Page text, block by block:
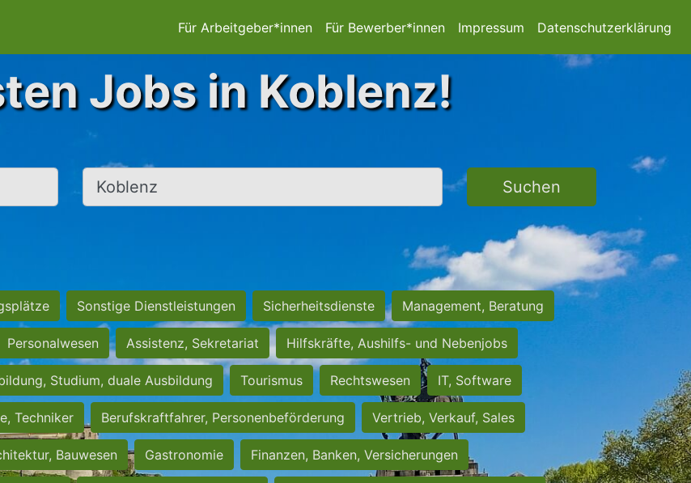
Für Arbeitgeber*innen Für Bewerber*innen Impressum Datenschutzerklärung
Jobs in Koblenz!
Ort, Stadt Suchen
Sonstige Dienstleistungen Sicherheitsdienste Management, Beratung
Personalwesen Assistenz, Sekretariat Hilfskräfte, Aushilfs- und Nebenjobs
Studium, duale Ausbildung Tourismus Rechtswesen IT, Software
Techniker Berufskraftfahrer, Personenbeförderung Vertrieb, Verkauf, Sales
Bauwesen Gastronomie Finanzen, Banken, Versicherungen